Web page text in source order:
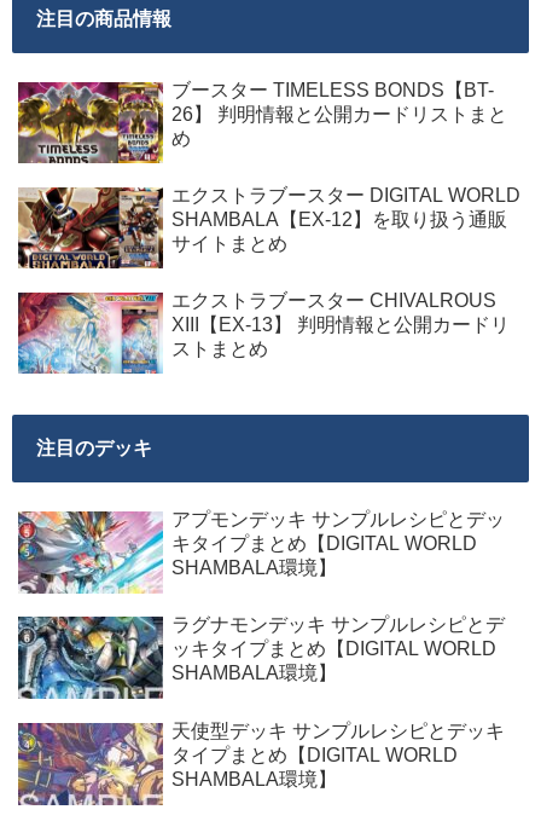
注目の商品情報
ブースター TIMELESS BONDS【BT-
26】 判明情報と公開カードリストまと
め
エクストラブースター DIGITAL WORLD
SHAMBALA【EX-12】を取り扱う通販
サイトまとめ
エクストラブースター CHIVALROUS
XIII【EX-13】 判明情報と公開カードリ
ストまとめ
注目のデッキ
アプモンデッキ サンプルレシピとデッ
キタイプまとめ【DIGITAL WORLD
SHAMBALA環境】
ラグナモンデッキ サンプルレシピとデ
ッキタイプまとめ【DIGITAL WORLD
SHAMBALA環境】
天使型デッキ サンプルレシピとデッキ
タイプまとめ【DIGITAL WORLD
SHAMBALA環境】